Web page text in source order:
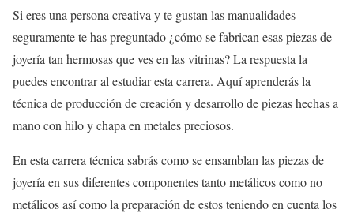
Si eres una persona creativa y te gustan las manualidades
seguramente te has preguntado ¿cómo se fabrican esas piezas de
joyería tan hermosas que ves en las vitrinas? La respuesta la
puedes encontrar al estudiar esta carrera. Aquí aprenderás la
técnica de producción de creación y desarrollo de piezas hechas a
mano con hilo y chapa en metales preciosos.
En esta carrera técnica sabrás como se ensamblan las piezas de
joyería en sus diferentes componentes tanto metálicos como no
metálicos así como la preparación de estos teniendo en cuenta los